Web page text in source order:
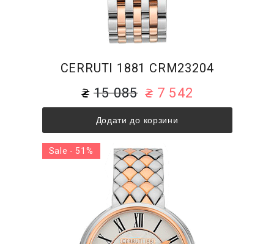
CERRUTI 1881 CRM23204
15 085 7 542
Додати до корзини
Sale - 51%